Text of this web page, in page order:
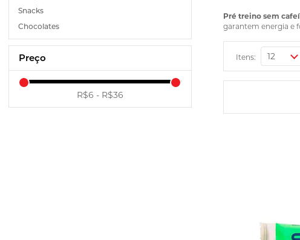
Pré treino sem
garantem energia e
Itens:
Snacks
Chocolates
Preço
R$6 - R$36